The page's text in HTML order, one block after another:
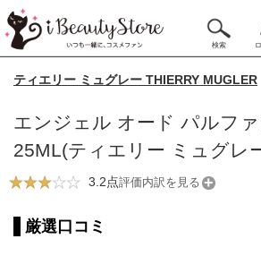
検索
ティエリー ミュグレー THIERRY MUGLER
エンジェル オード パルフ
25ML(ティエリー ミュグレ
3.2点評価内訳を見る
厳選口コミ